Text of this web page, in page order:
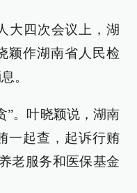
大四次会议上，湖
颖作湖南省人民检
。
”。叶晓颖说，湖南
一起查，起诉行贿
老服务和医保基金